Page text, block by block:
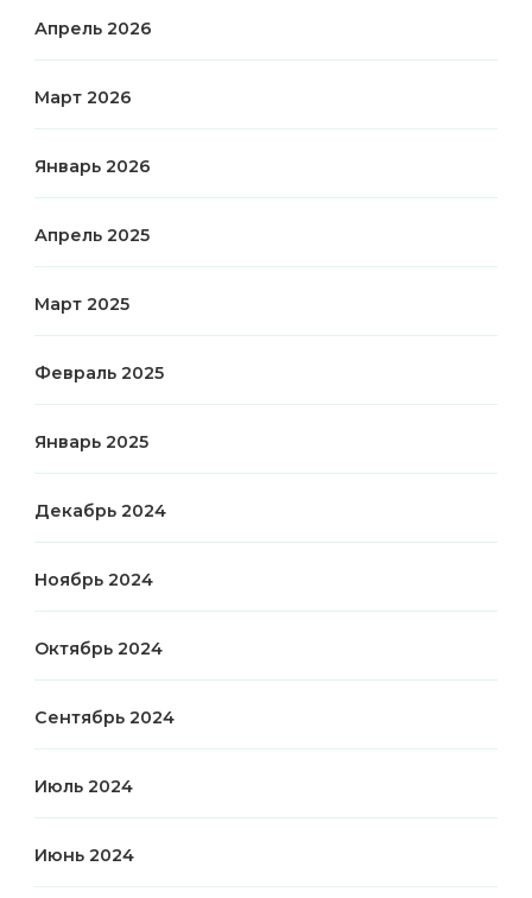
Апрель 2026
Март 2026
Январь 2026
Апрель 2025
Март 2025
Февраль 2025
Январь 2025
Декабрь 2024
Ноябрь 2024
Октябрь 2024
Сентябрь 2024
Июль 2024
Июнь 2024